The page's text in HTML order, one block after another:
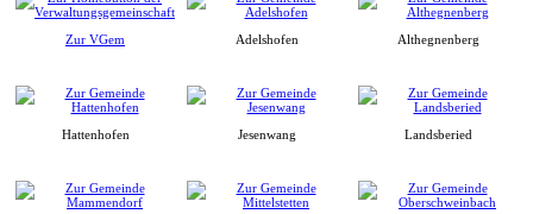
Zur VGem Adelshofen Althegnenberg
Hattenhofen Jesenwang Landsberied